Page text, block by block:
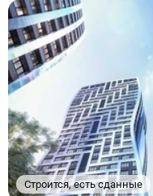
Строится, есть сданные